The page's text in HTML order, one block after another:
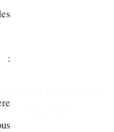
coulée